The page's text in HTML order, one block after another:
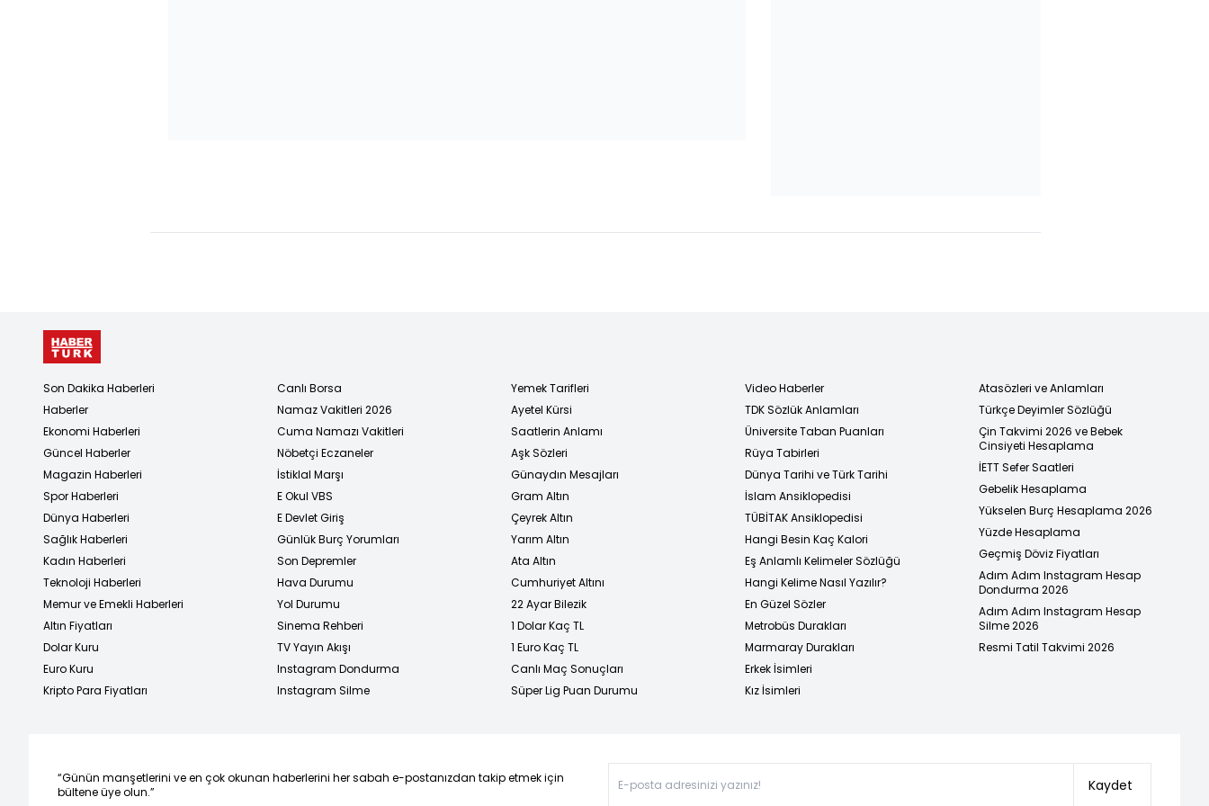
Son Dakika Haberleri
Haberler
Ekonomi Haberleri
Güncel Haberler
Magazin Haberleri
Spor Haberleri
Dünya Haberleri
Sağlık Haberleri
Kadın Haberleri
Teknoloji Haberleri
Memur ve Emekli Haberleri
Altın Fiyatları
Dolar Kuru
Euro Kuru
Kripto Para Fiyatları
Canlı Borsa
Namaz Vakitleri 2026
Cuma Namazı Vakitleri
Nöbetçi Eczaneler
İstiklal Marşı
E Okul VBS
E Devlet Giriş
Günlük Burç Yorumları
Son Depremler
Hava Durumu
Yol Durumu
Sinema Rehberi
TV Yayın Akışı
Instagram Dondurma
Instagram Silme
Yemek Tarifleri
Ayetel Kürsi
Saatlerin Anlamı
Aşk Sözleri
Günaydın Mesajları
Gram Altın
Çeyrek Altın
Yarım Altın
Ata Altın
Cumhuriyet Altını
22 Ayar Bilezik
1 Dolar Kaç TL
1 Euro Kaç TL
Canlı Maç Sonuçları
Süper Lig Puan Durumu
Video Haberler
TDK Sözlük Anlamları
Üniversite Taban Puanları
Rüya Tabirleri
Dünya Tarihi ve Türk Tarihi
İslam Ansiklopedisi
TÜBİTAK Ansiklopedisi
Hangi Besin Kaç Kalori
Eş Anlamlı Kelimeler Sözlüğü
Hangi Kelime Nasıl Yazılır?
En Güzel Sözler
Metrobüs Durakları
Marmaray Durakları
Erkek İsimleri
Kız İsimleri
Atasözleri ve Anlamları
Türkçe Deyimler Sözlüğü
Çin Takvimi 2026 ve Bebek
Cinsiyeti Hesaplama
İETT Sefer Saatleri
Gebelik Hesaplama
Yükselen Burç Hesaplama 2026
Yüzde Hesaplama
Geçmiş Döviz Fiyatları
Adım Adım Instagram Hesap
Dondurma 2026
Adım Adım Instagram Hesap
Silme 2026
Resmi Tatil Takvimi 2026
“Günün manşetlerini ve en çok okunan haberlerini her sabah e-postanızdan takip etmek için
bültene üye olun.”
Kaydet